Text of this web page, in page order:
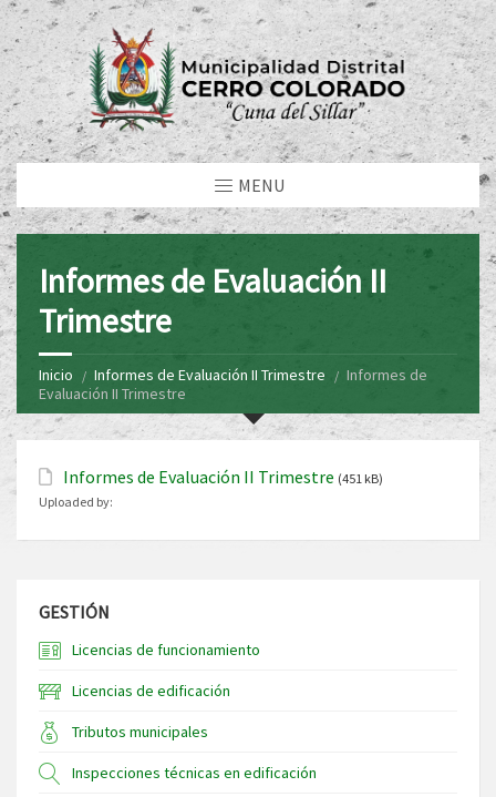
MENU
Informes de Evaluación II
Trimestre
Inicio Informes de Evaluación II Trimestre
Informes de
Evaluación II Trimestre
Informes de Evaluación II Trimestre (451 kB)
Uploaded by:
GESTIÓN
Licencias de funcionamiento
Licencias de edificación
Tributos municipales
Inspecciones técnicas en edificación